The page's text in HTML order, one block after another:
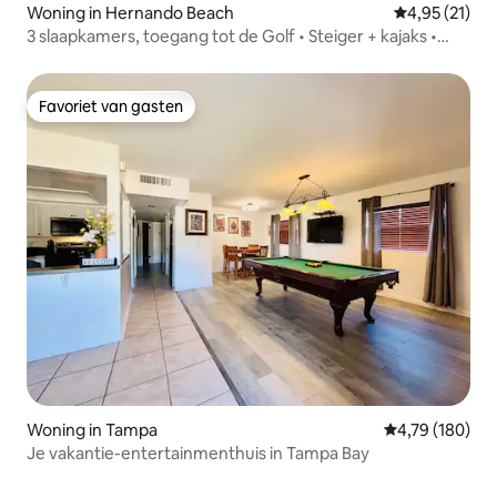
Woning in Hernando Beach Gemiddelde
4,95 (21)
3 slaapkamers, toegang tot de Golf • Steiger + kajaks •
Favoriet van gasten
Favoriet van gasten
Woning in Tampa Gemiddelde
4,79 (180)
Je vakantie-entertainmenthuis in Tampa Bay